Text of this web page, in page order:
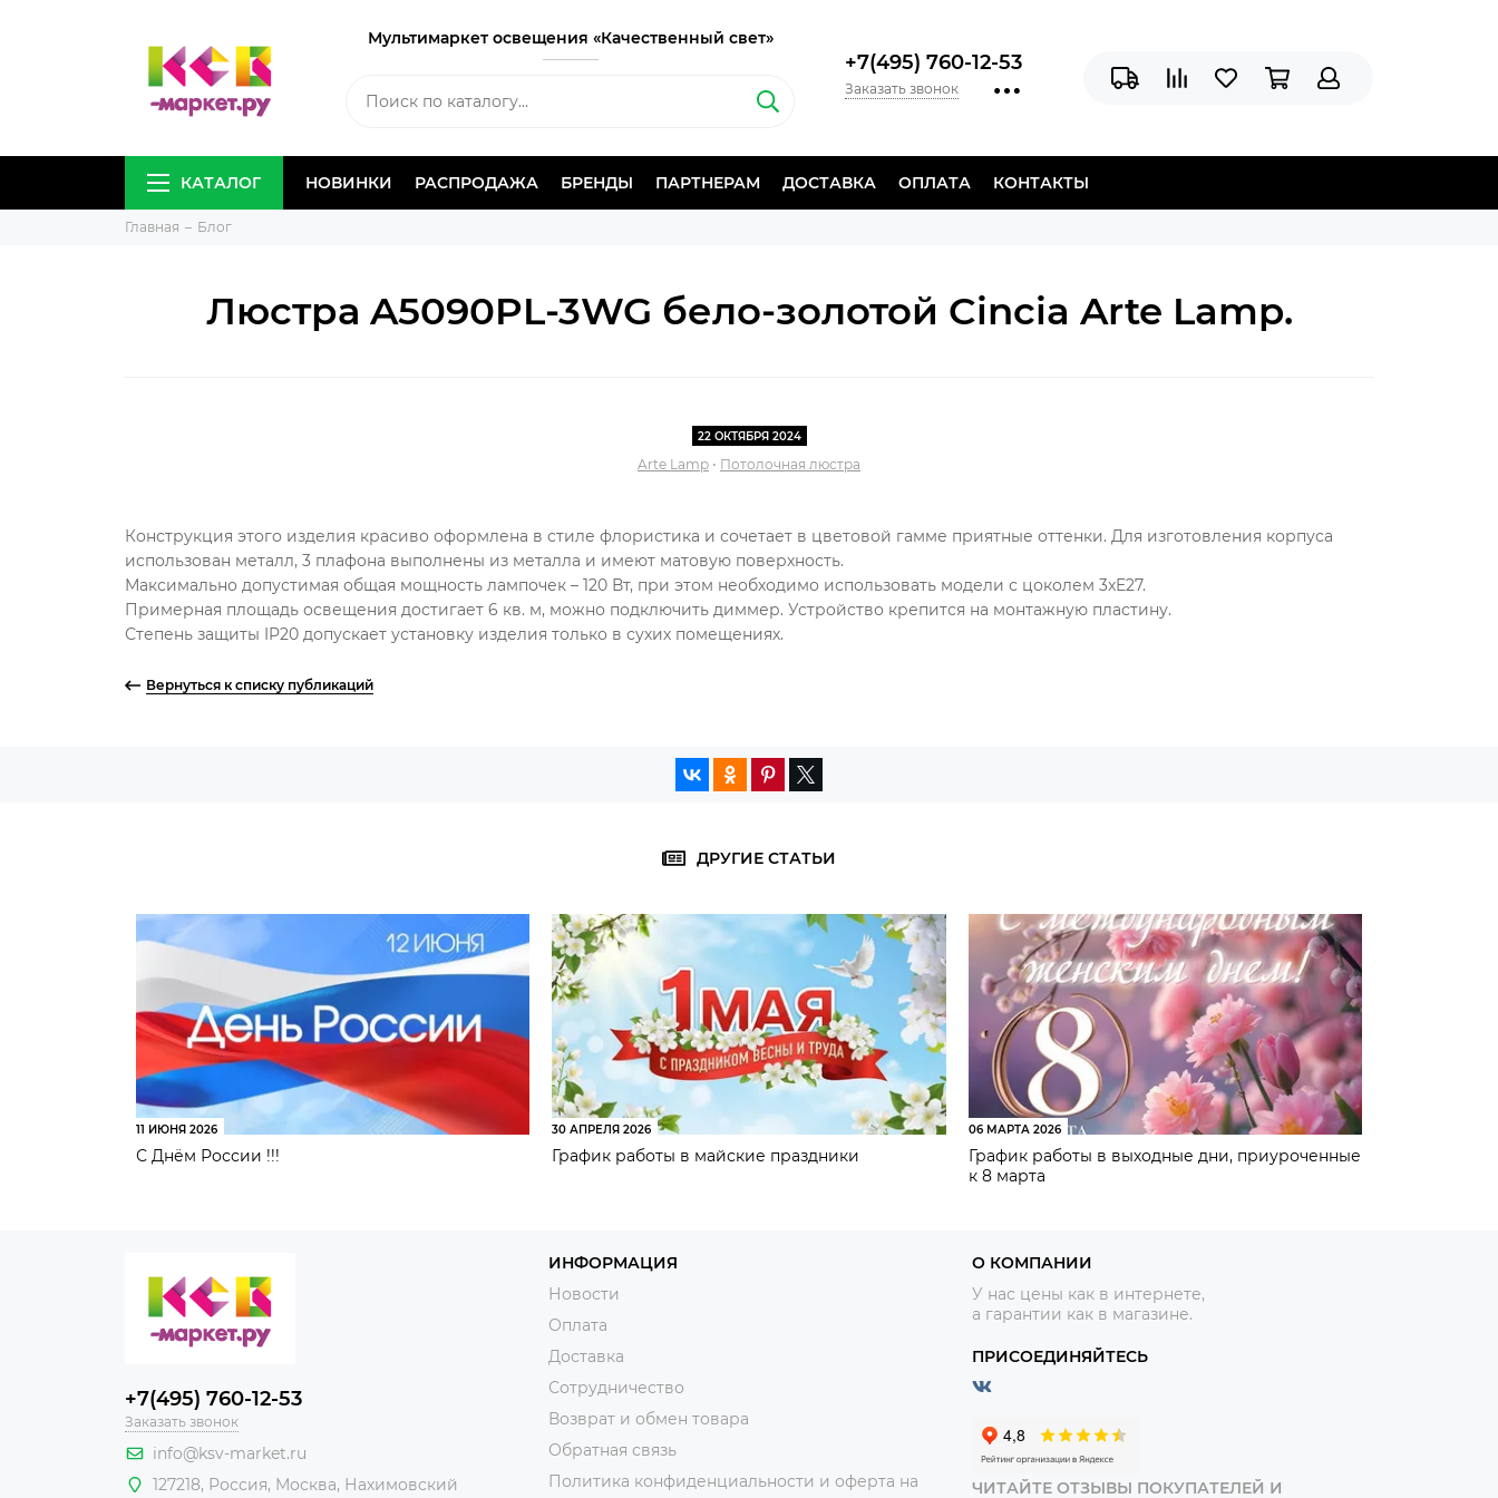
Мультимаркет освещения «Качественный свет»
+7(495) 760-12-53
Заказать звонок
КАТАЛОГ НОВИНКИ РАСПРОДАЖА БРЕНДЫ ПАРТНЕРАМ ДОСТАВКА ОПЛАТА КОНТАКТЫ
Главная Блог
Люстра A5090PL-3WG бело-золотой Cincia Arte Lamp.
22 ОКТЯБРЯ 2024
Arte Lamp • Потолочная люстра
Конструкция этого изделия красиво оформлена в стиле флористика и сочетает в цветовой гамме приятные оттенки. Для изготовления корпуса
использован металл, 3 плафона выполнены из металла и имеют матовую поверхность.
Максимально допустимая общая мощность лампочек – 120 Вт, при этом необходимо использовать модели с цоколем 3xE27.
Примерная площадь освещения достигает 6 кв. м, можно подключить диммер. Устройство крепится на монтажную пластину.
Степень защиты IP20 допускает установку изделия только в сухих помещениях.
Вернуться к списку публикаций
ДРУГИЕ СТАТЬИ
11 ИЮНЯ 2026
С Днём России !!!
30 АПРЕЛЯ 2026
График работы в майские праздники
06 МАРТА 2026
График работы в выходные дни, приуроченные
к 8 марта
+7(495) 760-12-53
Заказать звонок
info@ksv-market.ru
127218, Россия, Москва, Нахимовский
ИНФОРМАЦИЯ
Новости
Оплата
Доставка
Сотрудничество
Возврат и обмен товара
Обратная связь
Политика конфиденциальности и оферта на
О КОМПАНИИ
У нас цены как в интернете,
а гарантии как в магазине.
ПРИСОЕДИНЯЙТЕСЬ
ЧИТАЙТЕ ОТЗЫВЫ ПОКУПАТЕЛЕЙ И